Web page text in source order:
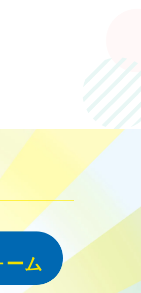
ーム